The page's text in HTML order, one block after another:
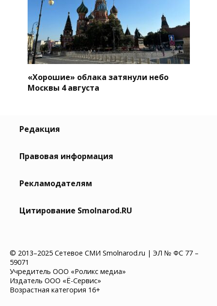
«Хорошие» облака затянули небо
Москвы 4 августа
Редакция
Правовая информация
Рекламодателям
Цитирование Smolnarod.RU
© 2013–2025 Сетевое СМИ Smolnarod.ru | ЭЛ № ФС 77 –
59071
Учредитель ООО «Роликс медиа»
Издатель ООО «Ё-Сервис»
Возрастная категория 16+